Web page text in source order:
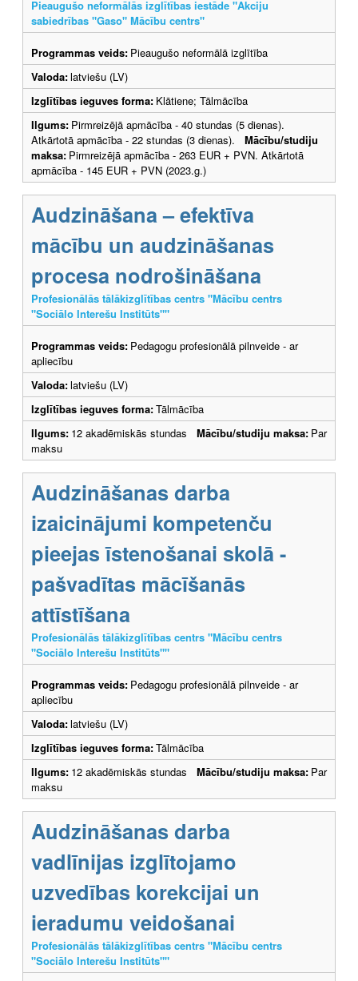
Pieaugušo neformālās izglītības iestāde "Akciju
sabiedrības "Gaso" Mācību centrs"
Programmas veids: Pieaugušo neformālā izglītība
Valoda:latviešu (LV)
Izglītības ieguves forma: Klātiene; Tālmācība
Ilgums: Pirmreizējā apmācība - 40 stundas (5 dienas).
Atkārtotā apmācība - 22 stundas (3 dienas). Mācību/studiju
maksa: Pirmreizējā apmācība - 263 EUR + PVN. Atkārtotā
apmācība - 145 EUR + PVN (2023.g.)
Audzināšana – efektīva
mācību un audzināšanas
procesa nodrošināšana
Profesionālās tālākizglītības centrs "Mācību centrs
"Sociālo Interešu Institūts""
Programmas veids: Pedagogu profesionālā pilnveide - ar
apliecību
Valoda:latviešu (LV)
Izglītības ieguves forma:Tālmācība
Ilgums: 12 akadēmiskās stundas Mācību/studiju maksa: Par
maksu
Audzināšanas darba
izaicinājumi kompetenču
pieejas īstenošanai skolā -
pašvadītas mācīšanās
attīstīšana
Profesionālās tālākizglītības centrs "Mācību centrs
"Sociālo Interešu Institūts""
Programmas veids: Pedagogu profesionālā pilnveide - ar
apliecību
Valoda:latviešu (LV)
Izglītības ieguves forma:Tālmācība
Ilgums: 12 akadēmiskās stundas Mācību/studiju maksa: Par
maksu
Audzināšanas darba
vadlīnijas izglītojamo
uzvedības korekcijai un
ieradumu veidošanai
Profesionālās tālākizglītības centrs "Mācību centrs
"Sociālo Interešu Institūts""